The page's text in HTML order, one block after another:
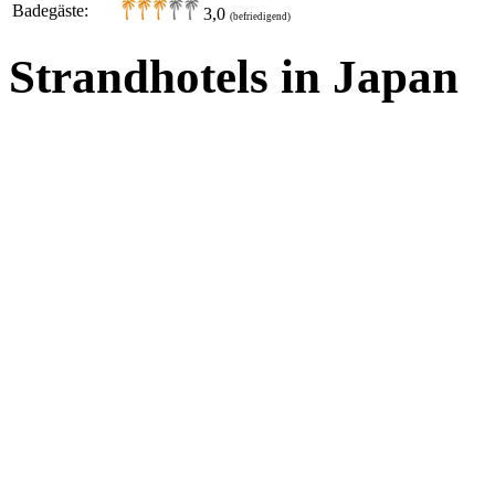
Badegäste: 3,0 (befriedigend)
Strandhotels in Japan